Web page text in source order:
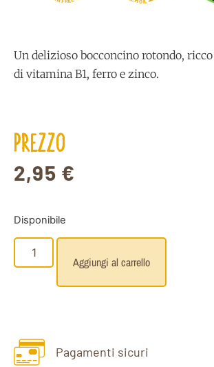
Un delizioso bocconcino rotondo,
di vitamina B1, ferro e zinco.
PREZZO
2,95 €
Disponibile
Aggiungi al carrello
Pagamenti sicuri